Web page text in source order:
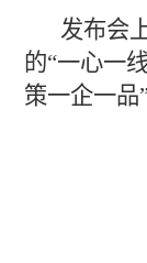
发布会上
的“一心一
策一企一品